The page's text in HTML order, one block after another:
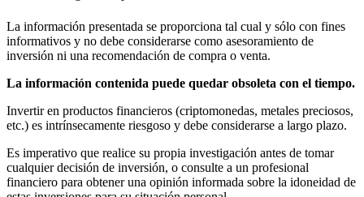
La información presentada se proporciona tal cual y sólo con fines
informativos y no debe considerarse como asesoramiento de
inversión ni una recomendación de compra o venta.
La información contenida puede quedar obsoleta con el tiempo.
Invertir en productos financieros (criptomonedas, metales preciosos,
etc.) es intrínsecamente riesgoso y debe considerarse a largo plazo.
Es imperativo que realice su propia investigación antes de tomar
cualquier decisión de inversión, o consulte a un profesional
financiero para obtener una opinión informada sobre la idoneidad de